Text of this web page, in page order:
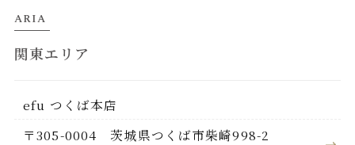
ARIA
関東エリア
efu つくば本店
〒305-0004 茨城県つくば市柴崎998-2